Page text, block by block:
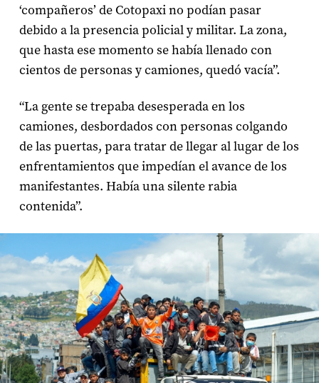
‘compañeros’ de Cotopaxi no podían pasar
debido a la presencia policial y militar. La zona,
que hasta ese momento se había llenado con
cientos de personas y camiones, quedó vacía”.
“La gente se trepaba desesperada en los
camiones, desbordados con personas colgando
de las puertas, para tratar de llegar al lugar de los
enfrentamientos que impedían el avance de los
manifestantes. Había una silente rabia
contenida”.